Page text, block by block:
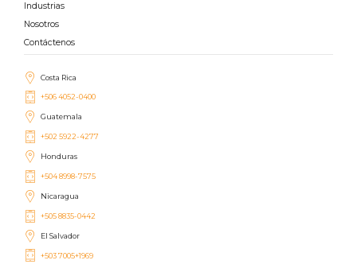
Industrias
Nosotros
Contáctenos
Costa Rica
+506 4052-0400
Guatemala
+502 5922-4277
Honduras
+504 8998-7575
Nicaragua
+505 8835-0442
El Salvador
+503 7005+1969